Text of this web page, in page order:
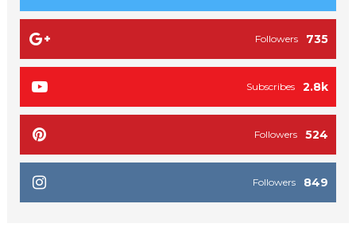
735
Followers
2.8k
Subscribes
524
Followers
849
Followers